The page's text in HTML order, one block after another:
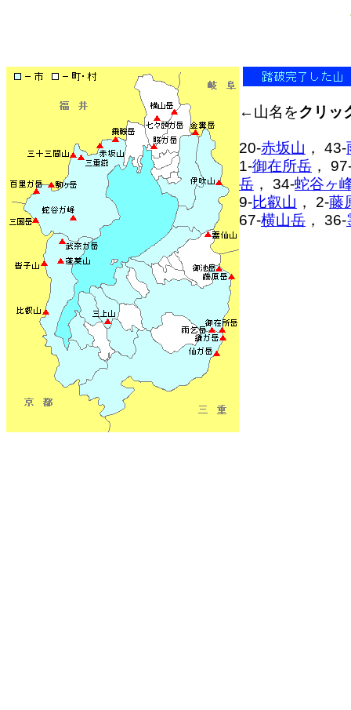
←山名をクリッ
20-赤坂山 ， 43-
1-御在所岳 ，
岳 ， 34-蛇谷ヶ
9-比叡山 ， 2-藤
67-横山岳 ， 36-